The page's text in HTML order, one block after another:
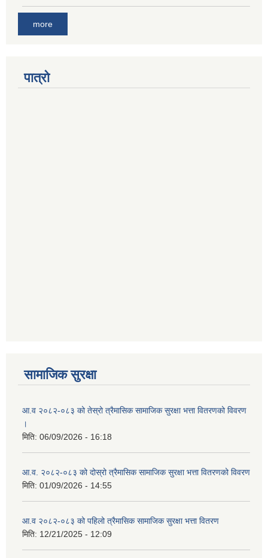
more
पात्रो
सामाजिक सुरक्षा
आ.व २०८२-०८३ को तेस्रो त्रैमासिक सामाजिक सुरक्षा भत्ता वितरणको विवरण
।
मिति: 06/09/2026 - 16:18
आ.व. २०८२-०८३ को दोस्रो त्रैमासिक सामाजिक सुरक्षा भत्ता वितरणको विवरण
मिति: 01/09/2026 - 14:55
आ.व २०८२-०८३ को पहिलो त्रैमासिक सामाजिक सुरक्षा भत्ता वितरण
मिति: 12/21/2025 - 12:09